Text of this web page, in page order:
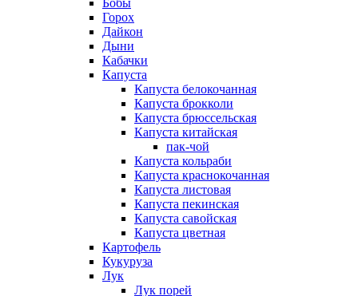
Бобы
Горох
Дайкон
Дыни
Кабачки
Капуста
Капуста белокочанная
Капуста брокколи
Капуста брюссельская
Капуста китайская
пак-чой
Капуста кольраби
Капуста краснокочанная
Капуста листовая
Капуста пекинская
Капуста савойская
Капуста цветная
Картофель
Кукуруза
Лук
Лук порей